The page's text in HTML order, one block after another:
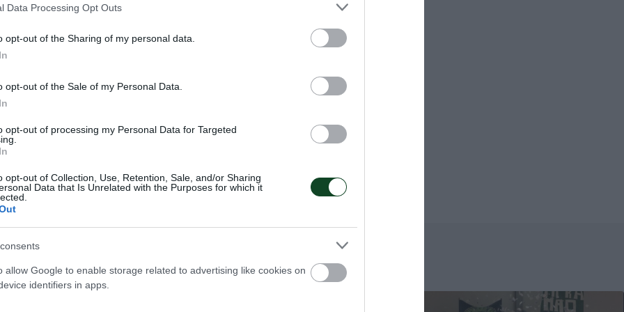
Data Processing Opt Outs
opt-out of the Sharing of my personal data.
opt-out of the Sale of my Personal Data.
opt-out of processing my Personal Data for Targeted
opt-out of Collection, Use, Retention, Sale, and/or Sharing
Data that Is Unrelated with the Purposes for which it
allow Google to enable storage related to advertising like cookies on
identifiers in apps.
1 (1/2 επ.), Δέρβας 1 )1/2 επ.), Σεμερτζίδης 1 (1/1 επ.),
Τρέναμ):
1 μπλοκ, 29% υπ. – 8% άριστες), Χάμπσιρ 2 (2/8 επ., 43%
Κιτς 3 (2/9 επ., 1 μπλοκ), Πάβιτ 3 (2/7 επ., 1 μπλοκ),
(λ, 50% υπ. – 25% άριστες), Μάρτιν 1 (1/18 επ., 38% υπ.
Σάμπσον, Κοξ, Κάρστενς 2 (2/9 επ.).